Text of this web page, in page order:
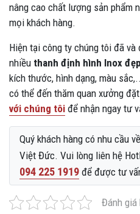
nâng cao chất lượng sản phẩm
mọi khách hàng.
Hiện tại công ty chúng tôi đã
nhiều thanh định hình Inox đẹp
kích thước, hình dạng, màu
có thể đến thăm quan xưởng
với chúng tôi để nhận ngay tư
Quý khách hàng có nhu cầu
Việt Đức. Vui lòng liên hệ
094 225 1919 để được tư
Đánh giá